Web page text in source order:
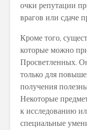
очки репутации
врагов или сдаче
Кроме того,
которые можно
Просветленных.
только для
получения
Некоторые
к исследованию
специальные